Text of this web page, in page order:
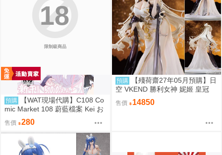
限制級商品
18
預購
【WAT現場代購】C108 Co
mic Market 108 蔚藍檔案 Kei お
ねがい!! ケイちゃんっ♡
售價 280
預購
【殘荷齋27年05月預購】日
空 VKEND 勝利女神 妮姬 皇冠
榮耀之花 1/4 附特典
售價 14850